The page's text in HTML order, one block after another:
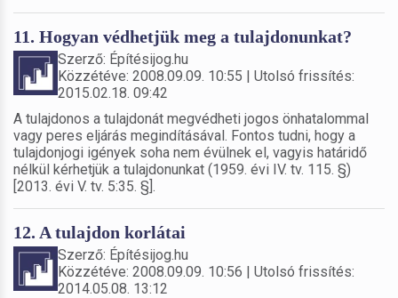
11. Hogyan védhetjük meg a tulajdonunkat?
Szerző: Építésijog.hu
Közzétéve: 2008.09.09. 10:55 | Utolsó frissítés:
2015.02.18. 09:42
A tulajdonos a tulajdonát megvédheti jogos önhatalommal
vagy peres eljárás megindításával. Fontos tudni, hogy a
tulajdonjogi igények soha nem évülnek el, vagyis határidő
nélkül kérhetjük a tulajdonunkat (1959. évi IV. tv. 115. §)
[2013. évi V. tv. 5:35. §].
12. A tulajdon korlátai
Szerző: Építésijog.hu
Közzétéve: 2008.09.09. 10:56 | Utolsó frissítés:
2014.05.08. 13:12